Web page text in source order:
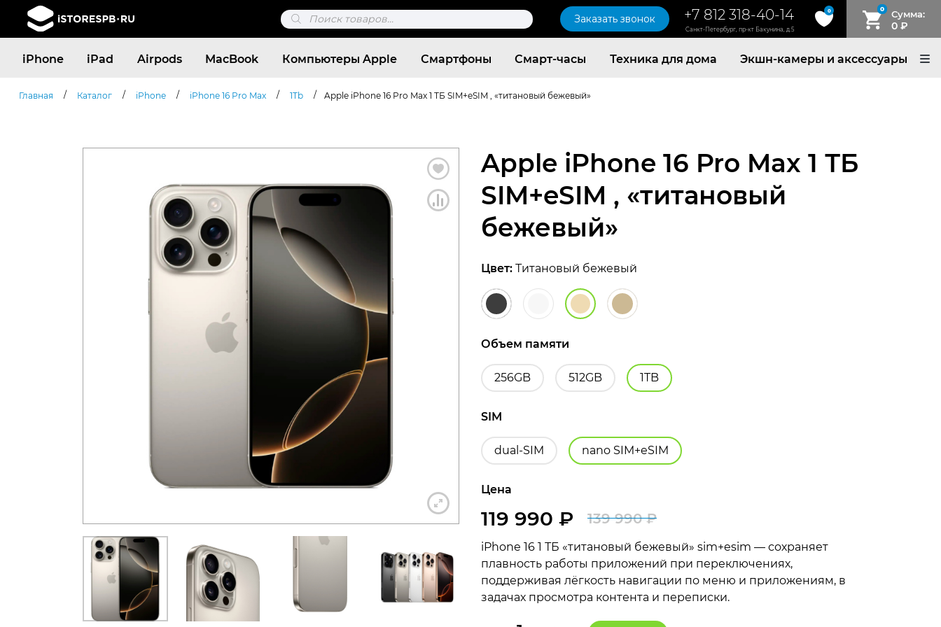
Поиск
товаров
Заказать звонок +7 812 318-40-14
Санкт-Петербург, пр-кт Бакунина, д.5
0 0 Сумма:
0 ₽
iPhone iPad Airpods MacBook Компьютеры Apple Смартфоны Смарт-часы Техника для дома Экшн-камеры и аксессуары
Поиск
товаров
Главная / Каталог / iPhone / iPhone 16 Pro Max / 1Tb / Apple iPhone 16 Pro Max 1 ТБ SIM+eSIM , «титановый бежевый»
Apple iPhone 16 Pro Max 1 ТБ
SIM+eSIM , «титановый
бежевый»
Цвет: Титановый бежевый
Объем памяти
256GB 512GB 1TB
SIM
dual-SIM nano SIM+eSIM
Цена
139 990₽
цена
составляла
139
119 990 ₽
цена:
119
990 ₽.
iPhone 16 1 ТБ «титановый бежевый» sim+esim — сохраняет
плавность работы приложений при переключениях,
поддерживая лёгкость навигации по меню и приложениям, в
задачах просмотра контента и переписки.
Согласен c политикой конфиденциальности
+7 812 318-40-14
(c 10:00 до 21:00, без выходных)